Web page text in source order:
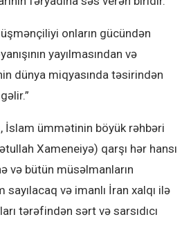
onların gücündən
yayılmasından və
dünya miqyasında təsirindən
İslam ümmətinin böyük rəhbəri
Xameneiyə) qarşı hər hansı
və bütün müsəlmanların
sayılacaq və imanlı İran xalqı ilə
tərəfindən sərt və sarsıdıcı